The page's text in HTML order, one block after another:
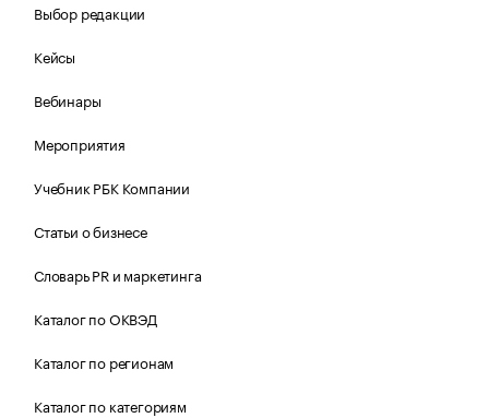
Выбор редакции
Кейсы
Вебинары
Мероприятия
Учебник РБК Компании
Статьи о бизнесе
Словарь PR и маркетинга
Каталог по ОКВЭД
Каталог по регионам
Каталог по категориям